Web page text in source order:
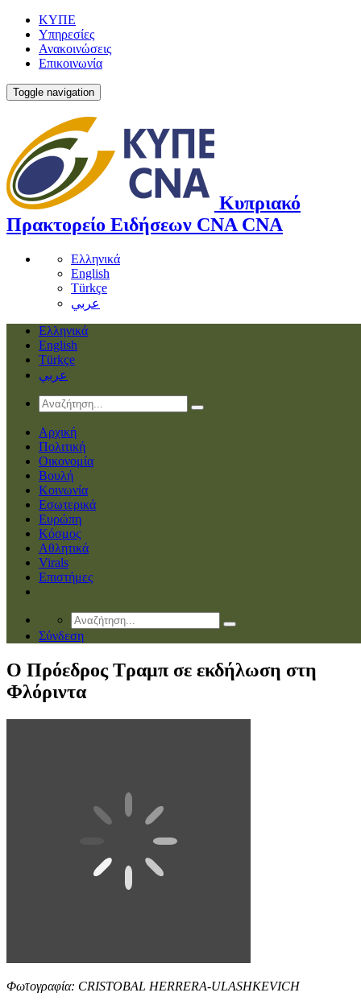
ΚΥΠΕ
Υπηρεσίες
Ανακοινώσεις
Επικοινωνία
Toggle navigation
Κυπριακό
Πρακτορείο Ειδήσεων CNA CNA
Ελληνικά
English
Türkçe
عربي
Ελληνικά
English
Türkçe
عربي
Αρχική
Πολιτική
Οικονομία
Βουλή
Κοινωνία
Εσωτερικά
Ευρώπη
Κόσμος
Αθλητικά
Virals
Επιστήμες
Σύνδεση
Ο Πρόεδρος Τραμπ σε εκδήλωση στη
Φλόριντα
Φωτογραφία: CRISTOBAL HERRERA-ULASHKEVICH